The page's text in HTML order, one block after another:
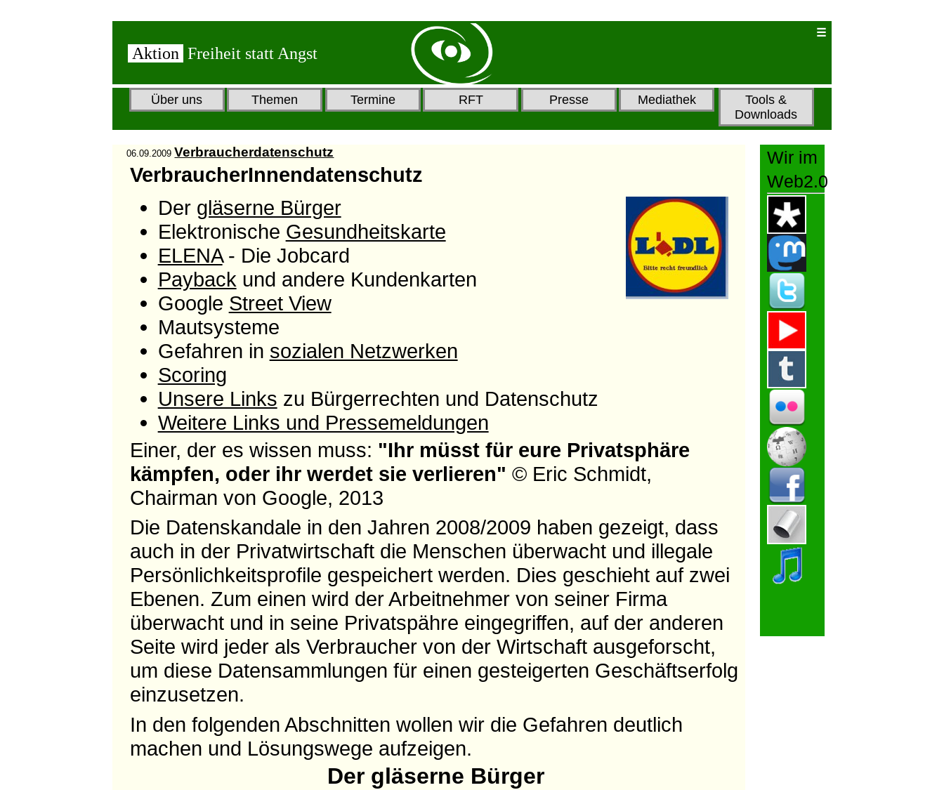
Aktion Freiheit statt Angst
Über uns Themen Termine RFT Presse Mediathek
Tools &
Downloads
06.09.2009 Verbraucherdatenschutz
VerbraucherInnendatenschutz
Der gläserne Bürger
Elektronische Gesundheitskarte
ELENA- Die Jobcard
Payback und andere Kundenkarten
Google Street View
Mautsysteme
Gefahren in sozialen Netzwerken
Scoring
Unsere Links zu Bürgerrechten und Datenschutz
Weitere Links und Pressemeldungen
Einer, der es wissen muss: "Ihr müsst für eure Privatsphäre
kämpfen, oder ihr werdet sie verlieren" © Eric Schmidt,
Chairman von Google, 2013
Die Datenskandale in den Jahren 2008/2009 haben gezeigt, dass
auch in der Privatwirtschaft die Menschen überwacht und illegale
Persönlichkeitsprofile gespeichert werden. Dies geschieht auf zwei
Ebenen. Zum einen wird der Arbeitnehmer von seiner Firma
überwacht und in seine Privatspähre eingegriffen, auf der anderen
Seite wird jeder als Verbraucher von der Wirtschaft ausgeforscht,
um diese Datensammlungen für einen gesteigerten Geschäftserfolg
einzusetzen.
In den folgenden Abschnitten wollen wir die Gefahren deutlich
machen und Lösungswege aufzeigen.
Der gläserne Bürger
Wir im
Web2.0